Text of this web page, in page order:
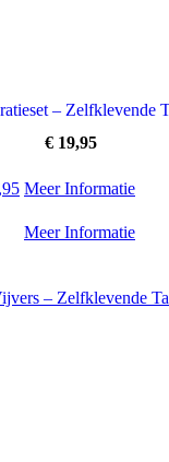
– Zelfklevende
€ 19,95
Meer Informatie
Meer Informatie